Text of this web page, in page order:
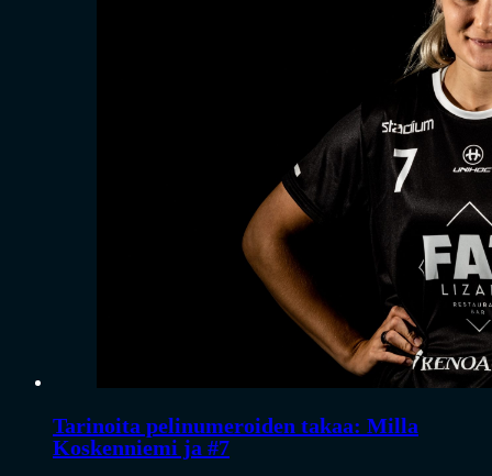
Tarinoita pelinumeroiden takaa: Milla
Koskenniemi ja #7